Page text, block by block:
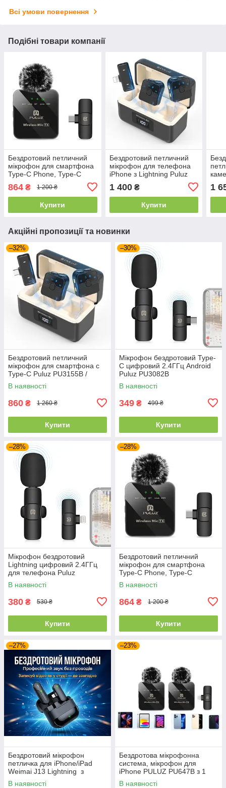
Всі умови повернення
Подібні товари компанії
Бездротовий петличний
мікрофон для смартфона
Type-C Phone, Type-C
Receiver PULUZ PU646B /
Мікрофон петличка
864 ₴ 1 200 ₴
Купити
Бездротовий петличний
мікрофон для телефона
iPhone з Lightning Puluz
петличка
1 400₴
Купити
1
Акційні пропозиції та новинки
–32%
Бездротовий петличний
мікрофон для смартфона c
Type-C Puluz PU3155B /
Мікрофон петличка для
телефона
В наявності
860 ₴ 1 260 ₴
Купити
–30%
Мікрофон бездротовий Type-
C цифровий 2.4ГГц Android
Puluz PU3082B
В наявності
349 ₴ 499 ₴
Купити
–28%
Мікрофон бездротовий
Lightning цифровий 2.4ГГц
для телефона Puluz
PU3083B / Мікрофон для
смартфона
В наявності
380 ₴ 530 ₴
Купити
–28%
Бездротовий петличний
мікрофон для смартфона
Type-C Phone, Type-C
Receiver PULUZ PU646B /
Мікрофон петличка
В наявності
864 ₴ 1 200 ₴
Купити
–27%
Бездротовий мікрофон
петличка для iPhone/iPad
Weimai J13 Lightning з
зарядним кейсом Black
В наявності
–23%
Бездротова мікрофонна
система, мікрофон для
iPhone PULUZ PU647B з 1
приймачем і 2 передавачами
В наявності